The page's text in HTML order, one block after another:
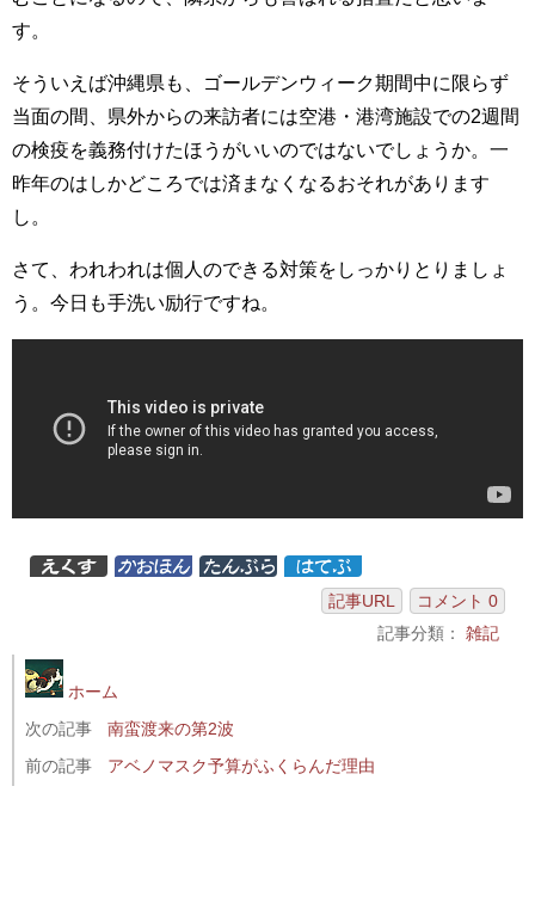
す。
そういえば沖縄県も、ゴールデンウィーク期間中に限らず
当面の間、県外からの来訪者には空港・港湾施設での2週間
の検疫を義務付けたほうがいいのではないでしょうか。一
昨年のはしかどころでは済まなくなるおそれがあります
し。
さて、われわれは個人のできる対策をしっかりとりましょ
う。今日も手洗い励行ですね。
記事URL
コメント 0
記事分類： 雑記
ホーム
次の記事
南蛮渡来の第2波
前の記事
アベノマスク予算がふくらんだ理由